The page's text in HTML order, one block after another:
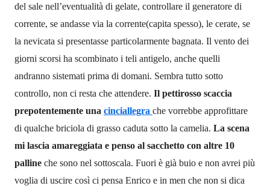
del sale nell’eventualità di gelate, controllare il generatore di
corrente, se andasse via la corrente(capita spesso), le cerate, se
la nevicata si presentasse particolarmente bagnata. Il vento dei
giorni scorsi ha scombinato i teli antigelo, anche quelli
andranno sistemati prima di domani. Sembra tutto sotto
controllo, non ci resta che attendere. Il pettirosso scaccia
prepotentemente una cinciallegra che vorrebbe approfittare
di qualche briciola di grasso caduta sotto la camelia. La scena
mi lascia amareggiata e penso al sacchetto con altre 10
palline che sono nel sottoscala. Fuori è già buio e non avrei più
voglia di uscire così ci pensa Enrico e in men che non si dica